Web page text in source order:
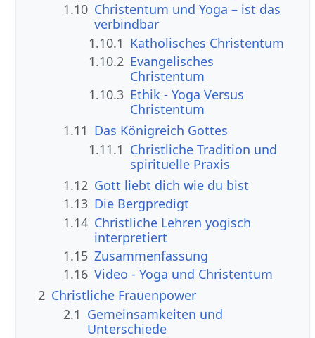
1.10 Christentum und Yoga – ist das
verbindbar
1.10.1 Katholisches Christentum
1.10.2 Evangelisches
Christentum
1.10.3 Ethik - Yoga Versus
Christentum
1.11 Das Königreich Gottes
1.11.1 Christliche Tradition und
spirituelle Praxis
1.12 Gott liebt dich wie du bist
1.13 Die Bergpredigt
1.14 Christliche Lehren yogisch
interpretiert
1.15 Zusammenfassung
1.16 Video - Yoga und Christentum
2 Christliche Frauenpower
2.1 Gemeinsamkeiten und
Unterschiede